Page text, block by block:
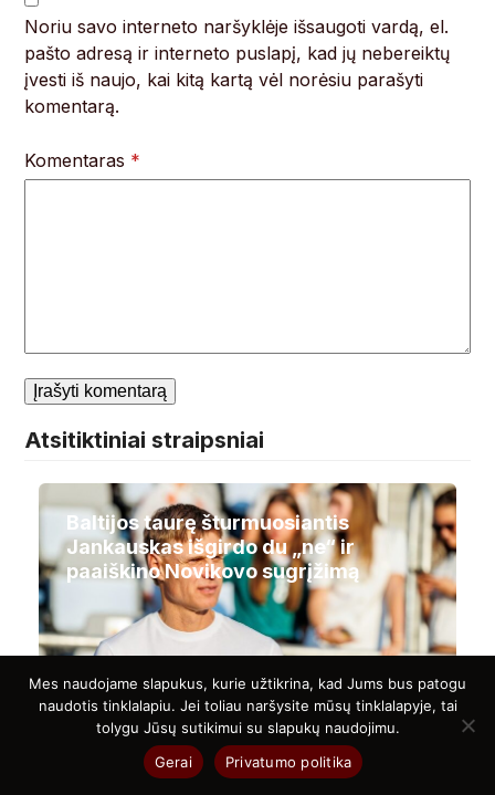
Noriu savo interneto naršyklėje išsaugoti vardą, el.
pašto adresą ir interneto puslapį, kad jų nebereiktų
įvesti iš naujo, kai kitą kartą vėl norėsiu parašyti
komentarą.
Komentaras *
Atsitiktiniai straipsniai
Baltijos taurę šturmuosiantis
Jankauskas išgirdo du „ne“ ir
paaiškino Novikovo sugrįžimą
Arklio tepalas sąnariams: ar ši
Mes naudojame slapukus, kurie užtikrina, kad Jums bus patogu
naudotis tinklalapiu. Jei toliau naršysite mūsų tinklalapyje, tai
tolygu Jūsų sutikimui su slapukų naudojimu.
Gerai
Privatumo politika